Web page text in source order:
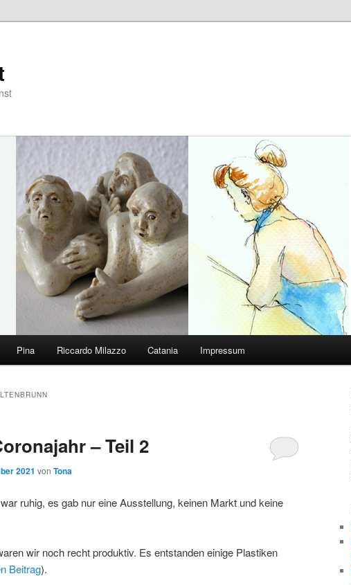
Pina Riccardo Milazzo Catania Impressum
– Teil 2
2021 von Tona
ruhig, es gab nur eine Ausstellung, keinen Markt und keine
wir noch recht produktiv. Es entstanden einige Plastiken
Beitrag).